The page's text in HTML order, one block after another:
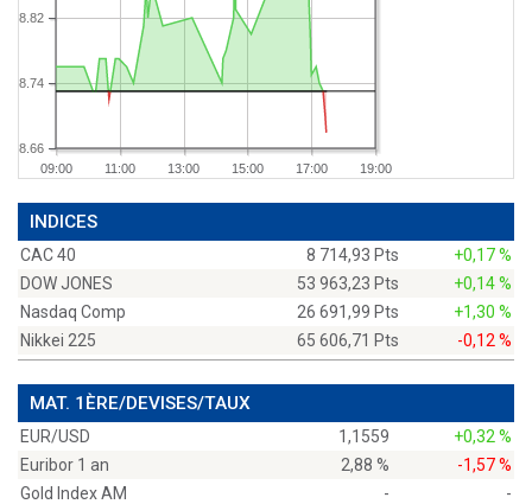
09:00 11:00 13:00 15:00 17:00 19:00
8.66
8.74
8.82
INDICES
CAC 40 8 714,93 Pts
+0,17 %
DOW JONES
53 963,23 Pts
+0,14 %
Nasdaq Comp
26 691,99 Pts
+1,30 %
Nikkei 225
65 606,71 Pts -0,12 %
MAT. 1ÈRE/DEVISES/TAUX
EUR/USD 1,1559
+0,32 %
Euribor 1 an
2,88 %
-1,57 %
Gold Index AM
-
-